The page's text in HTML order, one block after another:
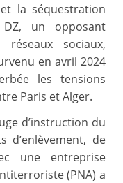
la séquestration
DZ, un opposant
sociaux,
en avril 2024
les tensions
Paris et Alger.
d’instruction du
de
une entreprise
(PNA) a